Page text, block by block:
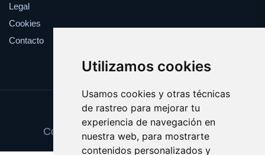
Utilizamos cookies
Usamos cookies y otras técnicas
de rastreo para mejorar tu
experiencia de navegación en
nuestra web, para mostrarte
contenidos personalizados y
Legal
Cookies
Contacto
Update cookies preferences
Copyright © 2025 cheguevara.com.es